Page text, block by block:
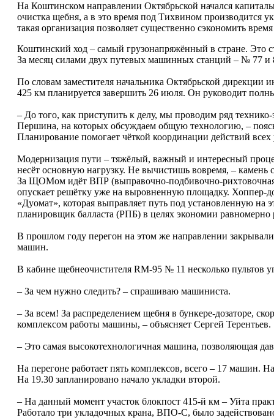
На Коштинском направлении Октябрьской начался
очистка щебня, а в это время под Тихвином производится
такая организация позволяет существенно сэкономить
Коштинский ход – самый грузонапряжённый в стране. Это
За месяц силами двух путевых машинных станций – № 77 и
По словам заместителя начальника Октябрьской дирекции
425 км планируется завершить 26 июля. Он руководит
– До того, как приступить к делу, мы проводим ряд
Першина, на которых обсуждаем общую технологию, –
Планирование помогает чёткой координации действий
Модернизация пути – тяжёлый, важный и интересный
несёт основную нагрузку. Не вычистишь вовремя, – камень
За ЩОМом идёт ВПР (выправочно-подбивочно-
опускает решётку уже на выровненную площадку. Хоппер-
«Дуомат», которая выправляет путь под установленную на
планировщик балласта (РПБ) в целях экономии равномерно
В прошлом году перегон на этом же направлении
машин.
В кабине щебнеочистителя RM-95 № 11 несколько пультов
– За чем нужно следить? – спрашиваю машиниста.
– За всем! За распределением щебня в бункере-дозаторе,
комплексом работы машины, – объясняет Сергей Терентьев.
– Это самая высокотехнологичная машина, позволяющая
На перегоне работает пять комплексов, всего – 17 ма­шин.
На 19.30 запланировано начало укладки второй.
– На данный момент участок блокпост 415-й км – Уйта
Работало три укладочных крана, ВПО-С, было